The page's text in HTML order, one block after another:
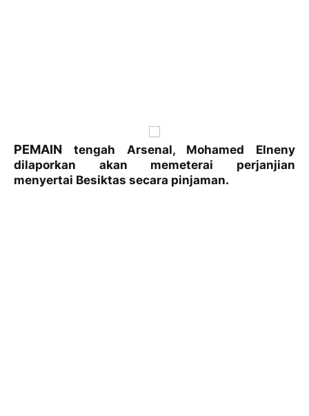
PEMAIN tengah Arsenal, Mohamed Elneny
dilaporkan akan memeterai perjanjian
menyertai Besiktas secara pinjaman.